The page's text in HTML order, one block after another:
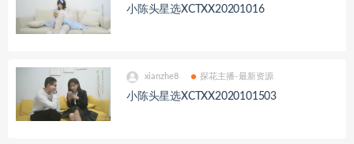
小陈头星选XCTXX20201016
xianzhe8 探花主播-最新资源
小陈头星选XCTXX2020101503